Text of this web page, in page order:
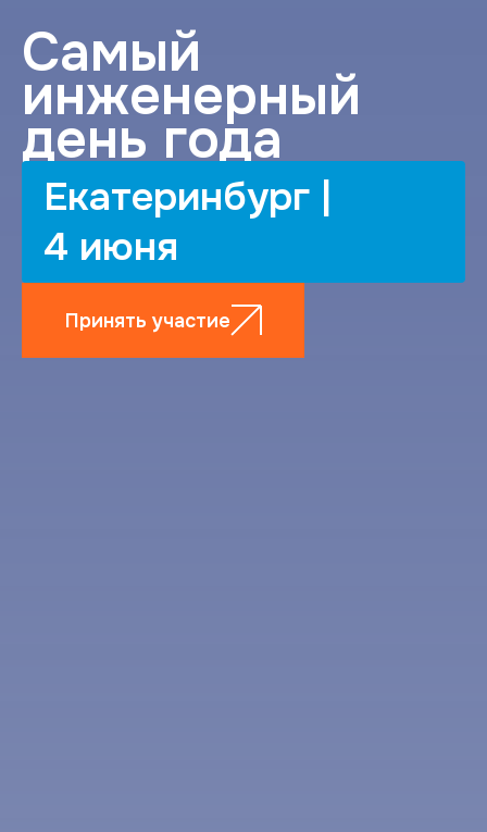
Cамый
инженерный
день года
Екатеринбург |
4 июня
Принять участие